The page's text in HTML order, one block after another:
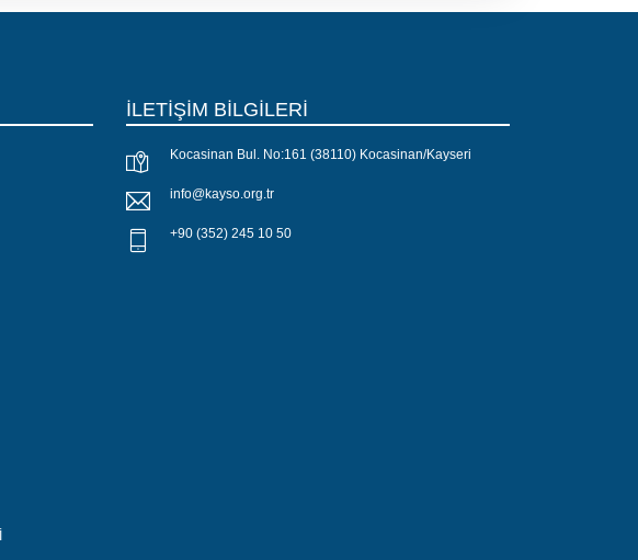
İLETİŞİM BİLGİLERİ
Kocasinan Bul. No:161 (38110) Kocasinan/Kayseri
info@kayso.org.tr
+90 (352) 245 10 50